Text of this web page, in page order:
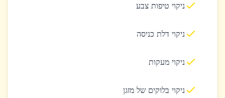
ניקוי טיפות צבע
ניקוי דלת כניסה
ניקוי מעקות
ניקוי בלוקים של מזגן